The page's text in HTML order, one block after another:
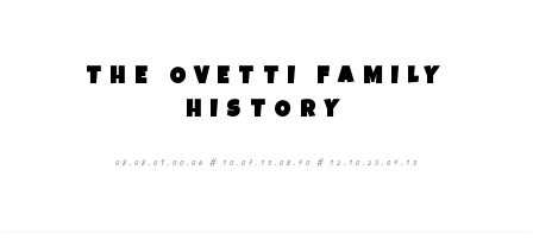
THE OVETTI FAMILY
HISTORY
08.08.09.00.06 # 10.07.13.08.40 # 12.10.25.04.13